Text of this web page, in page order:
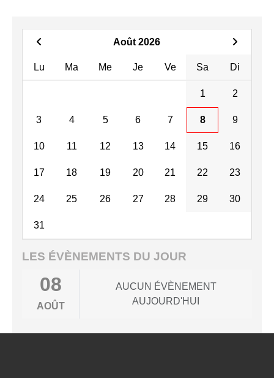
Août 2026
Lu Ma Me Je Ve Sa Di
1 2
3 4 5 6 7 8 9
10 11 12 13 14 15 16
17 18 19 20 21 22 23
24 25 26 27 28 29 30
31
LES ÉVÈNEMENTS DU JOUR
08
AOÛT
AUCUN ÉVÈNEMENT
AUJOURD'HUI